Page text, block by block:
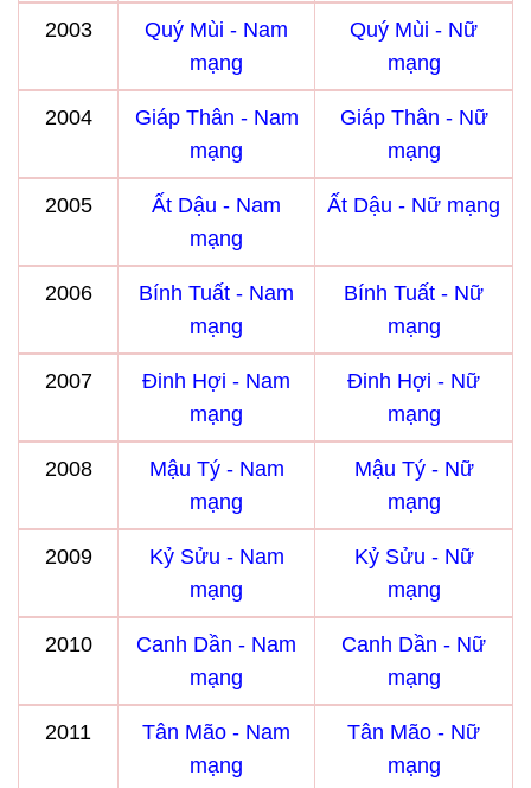
2003
Quý Mùi - Nam
mạng
Quý Mùi - Nữ
mạng
2004
Giáp Thân - Nam
mạng
Giáp Thân - Nữ
mạng
2005
Ất Dậu - Nam
mạng
Ất Dậu - Nữ mạng
2006
Bính Tuất - Nam
mạng
Bính Tuất - Nữ
mạng
2007
Đinh Hợi - Nam
mạng
Đinh Hợi - Nữ
mạng
2008
Mậu Tý - Nam
mạng
Mậu Tý - Nữ
mạng
2009
Kỷ Sửu - Nam
mạng
Kỷ Sửu - Nữ
mạng
2010
Canh Dần - Nam
mạng
Canh Dần - Nữ
mạng
2011
Tân Mão - Nam
mạng
Tân Mão - Nữ
mạng